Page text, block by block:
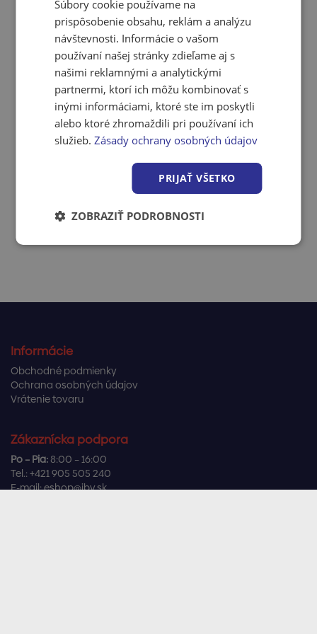
Informácie
Obchodné podmienky
Ochrana osobných údajov
Vrátenie tovaru
Zákaznícka podpora
Po – Pia:8:00 – 16:00
Tel.: +421 905 505 240
E-mail:eshop@ibv.sk
Súbory cookie používame na
prispôsobenie obsahu, reklám a analýzu
návštevnosti. Informácie o vašom
používaní našej stránky zdieľame aj s
našimi reklamnými a analytickými
partnermi, ktorí ich môžu kombinovať s
inými informáciami, ktoré ste im poskytli
alebo ktoré zhromaždili pri používaní ich
služieb.Zásady ochrany osobných údajov
PRIJAŤ VŠETKO
ZOBRAZIŤ PODROBNOSTI